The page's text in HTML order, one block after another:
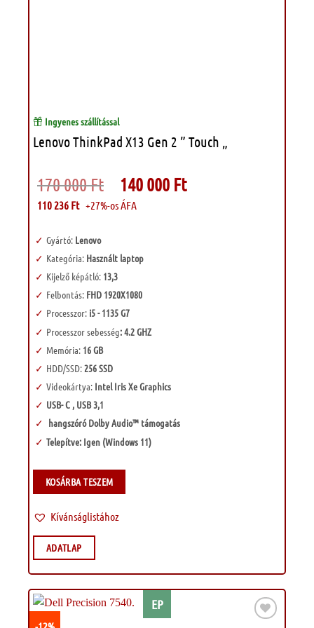
Ingyenes szállítással
Lenovo ThinkPad X13 Gen 2 ” Touch „
170 000Ft Original
price
was:
170
140 000 Ft
110 236 Ft +27%-os ÁFA
Gyártó:Lenovo
Kategória: Használt laptop
Kijelző képátló: 13,3
Felbontás: FHD 1920X1080
Processzor:i5 - 1135 G7
Processzor sebesség: 4.2 GHZ
Memória:16 GB
HDD/SSD:256 SSD
Videokártya:Intel Iris Xe Graphics
USB- C , USB 3,1
hangszóró Dolby Audio™ támogatás
Telepítve: Igen (Windows 11)
KOSÁRBA TESZEM
Kívánságlistához
ADATLAP
EP